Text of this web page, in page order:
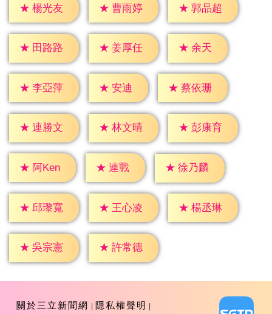
★ 楊光友 ★ 曹雨婷 ★ 郭品超
★ 田路路 ★ 姜厚任 ★ 余天
★ 李亞萍 ★ 安迪 ★ 蔡依珊
★ 連勝文 ★ 林文晴 ★ 彭康育
★ 阿Ken ★ 連戰 ★ 徐乃麟
★ 邱瓈寬 ★ 王心凌 ★ 楊丞琳
★ 吳宗憲 ★ 許常德
關於三立新聞網 隱私權聲明